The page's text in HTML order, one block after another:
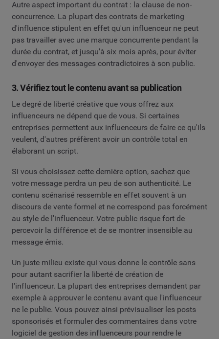
Autre aspect important du contrat : la clause de non-
concurrence. La plupart des contrats de marketing
d'influence stipulent en effet qu'un influenceur ne peut
pas travailler avec une marque concurrente pendant la
durée du contrat, et jusqu'à six mois après, pour éviter
d'envoyer des messages contradictoires à son public.
3. Vérifiez tout le contenu avant sa publication
Le degré de liberté créative que vous offrez aux
influenceurs ne dépend que de vous. Si certaines
entreprises permettent aux influenceurs de faire ce qu'ils
veulent, d'autres préfèrent avoir un contrôle total en
élaborant un script.
Si vous choisissez cette dernière option, sachez que
votre message perdra un peu de son authenticité. Le
contenu scénarisé ressemble en effet souvent à un
discours de vente formel et ne correspond pas forcément
au style de l'influenceur. Votre public risque fort de
percevoir la différence et de se montrer insensible au
message émis.
Un juste milieu existe qui vous donne le contrôle sans
pour autant sacrifier la liberté de création de
l'influenceur. La plupart des entreprises demandent par
exemple à approuver le contenu avant que l'influenceur
ne le publie. Vous pouvez ainsi prévisualiser les posts
sponsorisés et formuler des commentaires dans votre
logiciel de gestion des influenceurs pour rendre le